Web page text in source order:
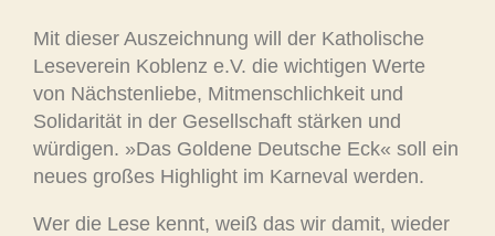
Mit dieser Auszeichnung will der Katholische
Leseverein Koblenz e.V. die wichtigen Werte
von Nächstenliebe, Mitmenschlichkeit und
Solidarität in der Gesellschaft stärken und
würdigen. »Das Goldene Deutsche Eck« soll ein
neues großes Highlight im Karneval werden.
Wer die Lese kennt, weiß das wir damit, wieder